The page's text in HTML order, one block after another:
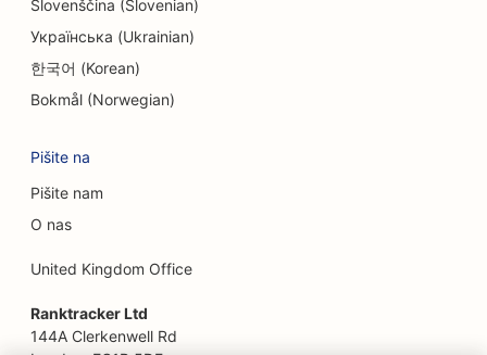
SEO za restavracije Farm-to-Table
SEO za storitve Facelift
SEO za družinske restavracije
SEO za cvetličarje
SEO za fine dining restavracije
SEO za finančne storitve
SEO za živilske dvorane
Slovenščina (Slovenian)
Українська (Ukrainian)
한국어 (Korean)
Bokmål (Norwegian)
Pišite na
Pišite nam
O nas
United Kingdom Office
Ranktracker Ltd
144A Clerkenwell Rd